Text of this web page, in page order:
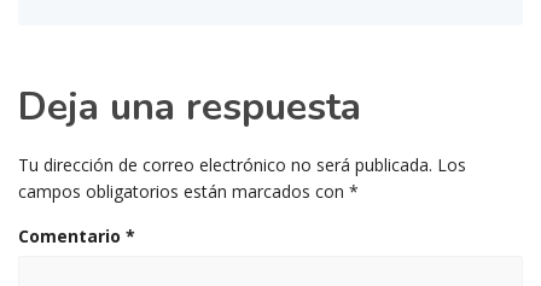
Deja una respuesta
Tu dirección de correo electrónico no será publicada. Los
campos obligatorios están marcados con *
Comentario *